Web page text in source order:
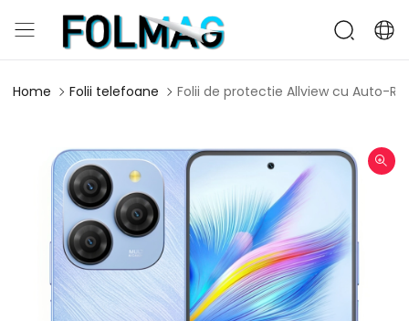
Home Folii telefoane Folii de protectie Allview cu Auto-